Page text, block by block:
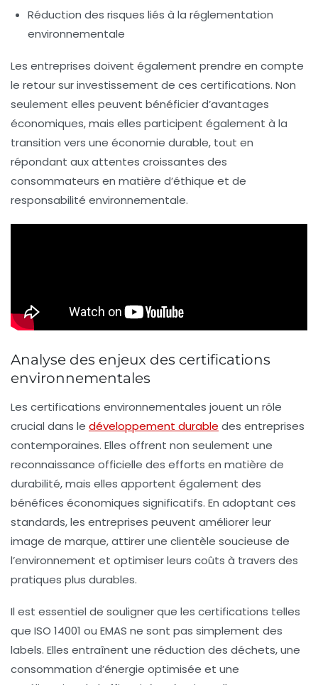
Réduction des risques liés à la réglementation
environnementale
Les entreprises doivent également prendre en compte
le retour sur investissement de ces certifications. Non
seulement elles peuvent bénéficier d’avantages
économiques, mais elles participent également à la
transition vers une économie durable, tout en
répondant aux attentes croissantes des
consommateurs en matière d’éthique et de
responsabilité environnementale.
Analyse des enjeux des certifications
environnementales
Les certifications environnementales jouent un rôle
crucial dans le développement durable des entreprises
contemporaines. Elles offrent non seulement une
reconnaissance officielle des efforts en matière de
durabilité, mais elles apportent également des
bénéfices économiques significatifs. En adoptant ces
standards, les entreprises peuvent améliorer leur
image de marque, attirer une clientèle soucieuse de
l’environnement et optimiser leurs coûts à travers des
pratiques plus durables.
Il est essentiel de souligner que les certifications telles
que ISO 14001 ou EMAS ne sont pas simplement des
labels. Elles entraînent une réduction des déchets, une
consommation d’énergie optimisée et une